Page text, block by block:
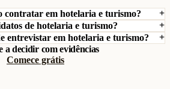
contratar em hotelaria e turismo?
de hotelaria e turismo?
entrevistar em hotelaria e turismo?
a decidir com evidências
Comece grátis